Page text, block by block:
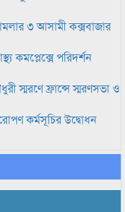
৩ আসামী কক্সবাজার
কমপ্লেক্সে পরিদর্শন
স্মরণে ফ্রান্সে স্মরণসভা ও
কর্মসূচির উদ্বোধন